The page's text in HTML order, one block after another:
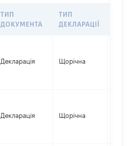
ТИП
ДОКУМЕНТА
ТИП
ДЕКЛАРАЦІЇ
Декларація Щорічна
Декларація Щорічна